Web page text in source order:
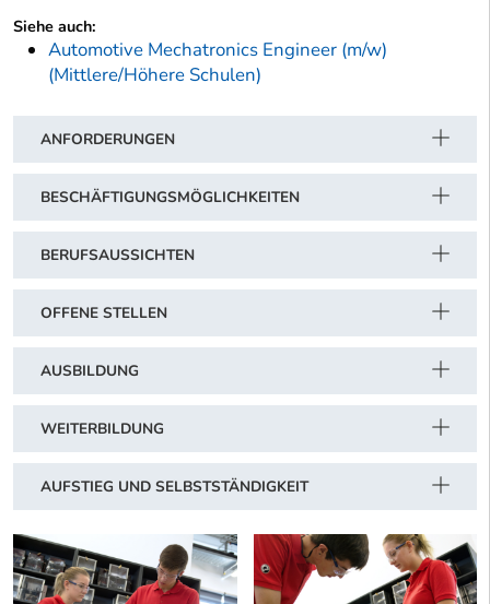
Siehe auch:
Automotive Mechatronics Engineer (m/w)
(Mittlere/Höhere Schulen)
ANFORDERUNGEN
BESCHÄFTIGUNGSMÖGLICHKEITEN
BERUFSAUSSICHTEN
OFFENE STELLEN
AUSBILDUNG
WEITERBILDUNG
AUFSTIEG UND SELBSTSTÄNDIGKEIT